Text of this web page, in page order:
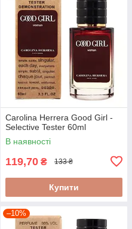
Carolina Herrera Good Girl -
Selective Tester 60ml
В наявності
119,70 ₴ 133 ₴
Купити
–10%